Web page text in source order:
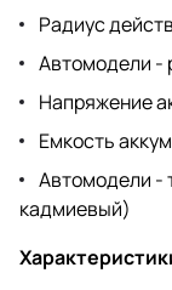
Радиус
Автомодели -
Напряжение
Емкость
Автомодели -
кадмиевый)